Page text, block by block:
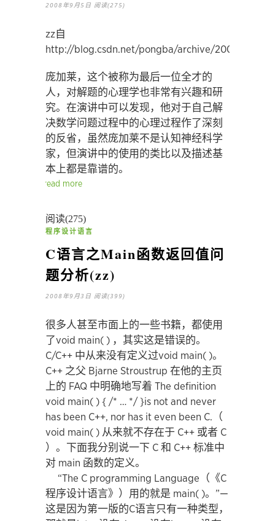
2008年9月5日 阅读(275)
zz自
http://blog.csdn.net/pongba/archive/2008/07/20/
庞加莱，这个被称为最后一位全才的
人，对解题的心理学也非常有兴趣和研
究。在演讲中可以发现，他对于自己解
决数学问题过程中的心理过程作了深刻
的反省，虽然庞加莱不是认知神经科学
家，但演讲中的使用的类比以及描述基
本上都是靠谱的。
read more
阅读(275)
程序设计语言
C语言之Main函数返回值问
题分析(zz)
2008年9月3日 阅读(399)
很多人甚至市面上的一些书籍，都使用
了void main( ) ，其实这是错误的。
C/C++ 中从来没有定义过void main( )。
C++ 之父 Bjarne Stroustrup 在他的主页
上的 FAQ 中明确地写着 The definition
void main( ) { /* … */ }is not and never
has been C++, nor has it even been C.（
void main( ) 从来就不存在于 C++ 或者 C
）。下面我分别说一下 C 和 C++ 标准中
对 main 函数的定义。
“The C programming Language（《C
程序设计语言》）用的就是 main( )。”—
这是因为第一版的C语言只有一种类型，